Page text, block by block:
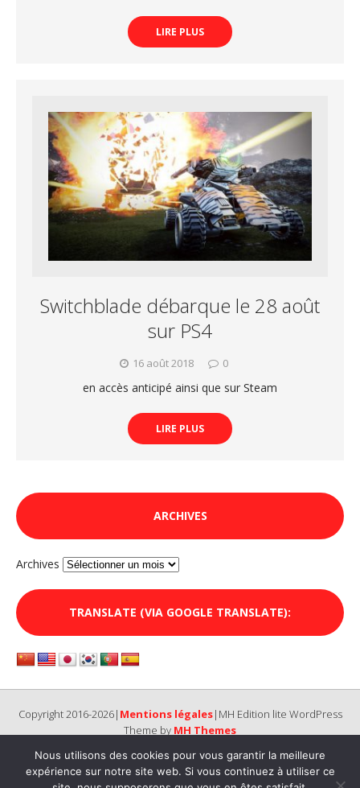
LIRE PLUS
Switchblade débarque le 28 août
sur PS4
16 août 2018 0
en accès anticipé ainsi que sur Steam
LIRE PLUS
ARCHIVES
Archives
TRANSLATE (VIA GOOGLE TRANSLATE):
Copyright 2016-2026| Mentions légales|MH Edition lite WordPress
Theme by MH Themes
Nous utilisons des cookies pour vous garantir la meilleure
expérience sur notre site web. Si vous continuez à utiliser ce